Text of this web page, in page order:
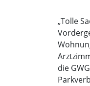
„Tolle
die